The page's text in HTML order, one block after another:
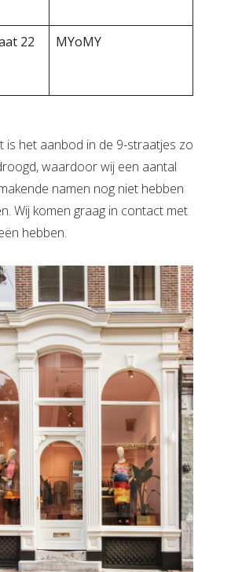
22 MYoMY
is het aanbod in de 9-straatjes zo
waardoor wij een aantal
namen nog niet hebben
Wij komen graag in contact met
hebben.